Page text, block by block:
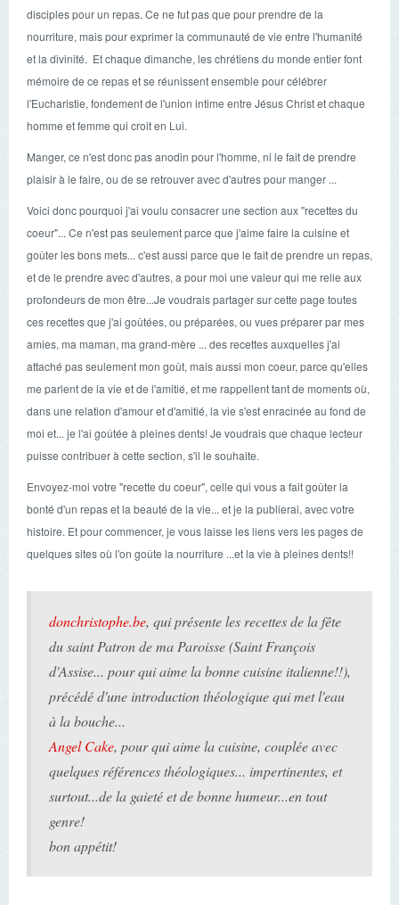
disciples pour un repas. Ce ne fut pas que pour prendre de la
nourriture, mais pour exprimer la communauté de vie entre l'humanité
et la divinité. Et chaque dimanche, les chrétiens du monde entier font
mémoire de ce repas et se réunissent ensemble pour célébrer
l'Eucharistie, fondement de l'union intime entre Jésus Christ et chaque
homme et femme qui croit en Lui.
Manger, ce n'est donc pas anodin pour l'homme, ni le fait de prendre
plaisir à le faire, ou de se retrouver avec d'autres pour manger ...
Voici donc pourquoi j'ai voulu consacrer une section aux "recettes du
coeur"... Ce n'est pas seulement parce que j'aime faire la cuisine et
goûter les bons mets... c'est aussi parce que le fait de prendre un repas,
et de le prendre avec d'autres, a pour moi une valeur qui me relie aux
profondeurs de mon être...Je voudrais partager sur cette page toutes
ces recettes que j'ai goûtées, ou préparées, ou vues préparer par mes
amies, ma maman, ma grand-mère ... des recettes auxquelles j'ai
attaché pas seulement mon goût, mais aussi mon coeur, parce qu'elles
me parlent de la vie et de l'amitié, et me rappellent tant de moments où,
dans une relation d'amour et d'amitié, la vie s'est enracinée au fond de
moi et... je l'ai goûtée à pleines dents! Je voudrais que chaque lecteur
puisse contribuer à cette section, s'il le souhaite.
Envoyez-moi votre "recette du coeur", celle qui vous a fait goûter la
bonté d'un repas et la beauté de la vie... et je la publierai, avec votre
histoire. Et pour commencer, je vous laisse les liens vers les pages de
quelques sites où l'on goûte la nourriture ...et la vie à pleines dents!!
donchristophe.be, qui présente les recettes de la fête
du saint Patron de ma Paroisse (Saint François
d'Assise... pour qui aime la bonne cuisine italienne!!),
précédé d'une introduction théologique qui met l'eau
à la bouche...
Angel Cake, pour qui aime la cuisine, couplée avec
quelques références théologiques... impertinentes, et
surtout...de la gaieté et de bonne humeur...en tout
genre!
bon appétit!